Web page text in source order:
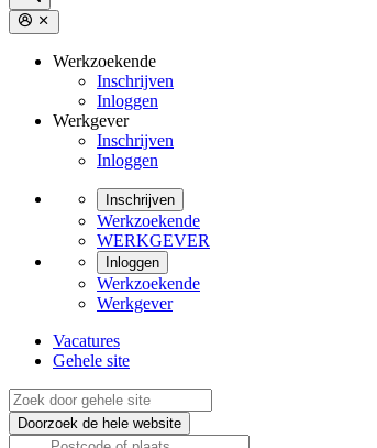
Werkzoekende
Inschrijven
Inloggen
Werkgever
Inschrijven
Inloggen
Inschrijven
Werkzoekende
WERKGEVER
Inloggen
Werkzoekende
Werkgever
Vacatures
Gehele site